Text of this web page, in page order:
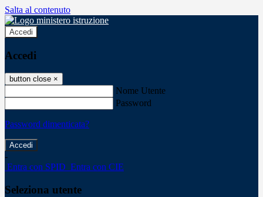
Salta al contenuto
Accedi
Accedi
button close ×
Nome Utente
Password
Password dimenticata?
-
Entra con SPID Entra con CIE
Seleziona utente